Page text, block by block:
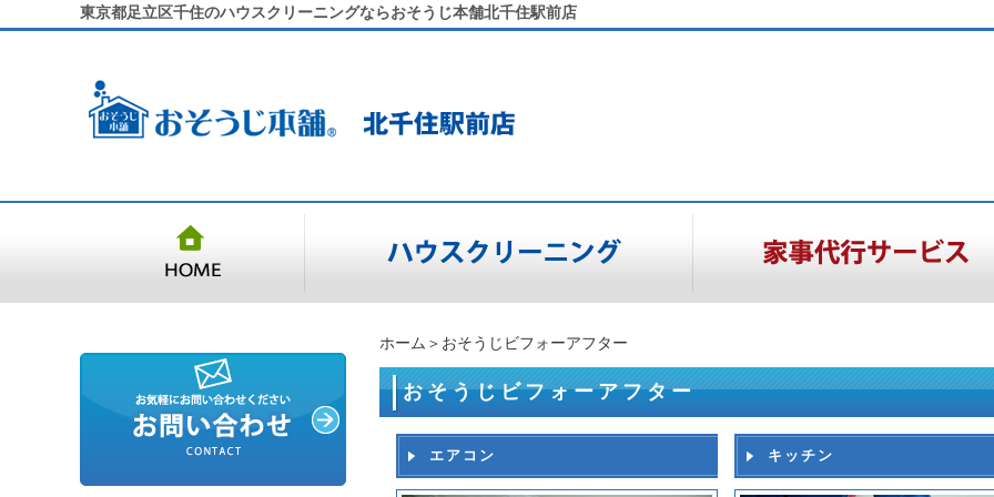
東京都足立区千住のハウスクリーニングならおそうじ本舗北千住駅前店
ホーム ＞おそうじビフォーアフター
おそうじビフォーアフター
エアコン キッチン